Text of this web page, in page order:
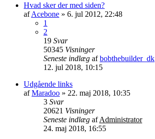
Hvad sker der med siden?
afAcebone » 6. jul 2012, 22:48
1
2
19 Svar
50345 Visninger
Seneste indlæg afbobthebuilder_dk
12. jul 2018, 10:15
Udgående links
afMaradoo » 22. maj 2018, 10:35
3 Svar
20621 Visninger
Seneste indlæg afAdministrator
24. maj 2018, 16:55